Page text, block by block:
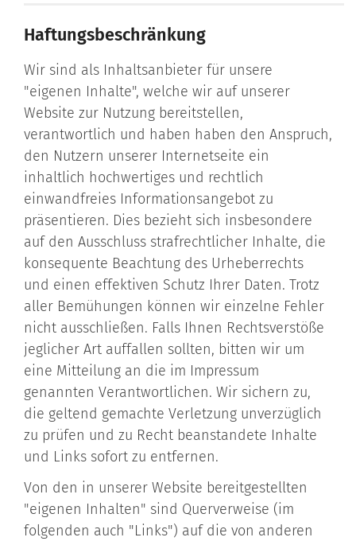
Haftungsbeschränkung
Wir sind als Inhaltsanbieter für unsere
"eigenen Inhalte", welche wir auf unserer
Website zur Nutzung bereitstellen,
verantwortlich und haben haben den Anspruch,
den Nutzern unserer Internetseite ein
inhaltlich hochwertiges und rechtlich
einwandfreies Informationsangebot zu
präsentieren. Dies bezieht sich insbesondere
auf den Ausschluss strafrechtlicher Inhalte, die
konsequente Beachtung des Urheberrechts
und einen effektiven Schutz Ihrer Daten. Trotz
aller Bemühungen können wir einzelne Fehler
nicht ausschließen. Falls Ihnen Rechtsverstöße
jeglicher Art auffallen sollten, bitten wir um
eine Mitteilung an die im Impressum
genannten Verantwortlichen. Wir sichern zu,
die geltend gemachte Verletzung unverzüglich
zu prüfen und zu Recht beanstandete Inhalte
und Links sofort zu entfernen.
Von den in unserer Website bereitgestellten
"eigenen Inhalten" sind Querverweise (im
folgenden auch "Links") auf die von anderen